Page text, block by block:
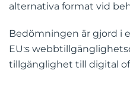
alternativa format vid
Bedömningen är gjord i
EU:s
tillgänglighet till digital